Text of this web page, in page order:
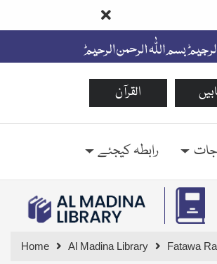
القرآن
رابطہ کیجئے
Home Al Madina Library Fatawa